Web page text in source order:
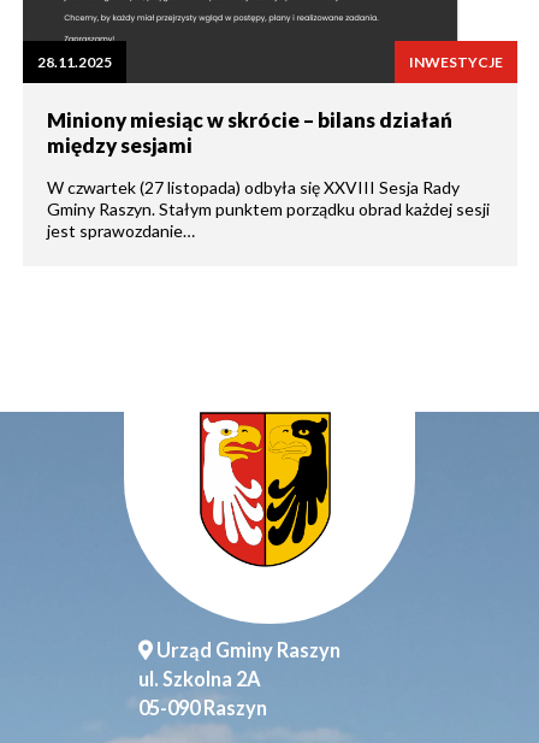
28.11.2025 INWESTYCJE
Miniony miesiąc w skrócie – bilans działań
między sesjami
W czwartek (27 listopada) odbyła się XXVIII Sesja Rady
Gminy Raszyn. Stałym punktem porządku obrad każdej sesji
jest sprawozdanie…
Urząd Gminy Raszyn
ul. Szkolna 2A
05-090 Raszyn